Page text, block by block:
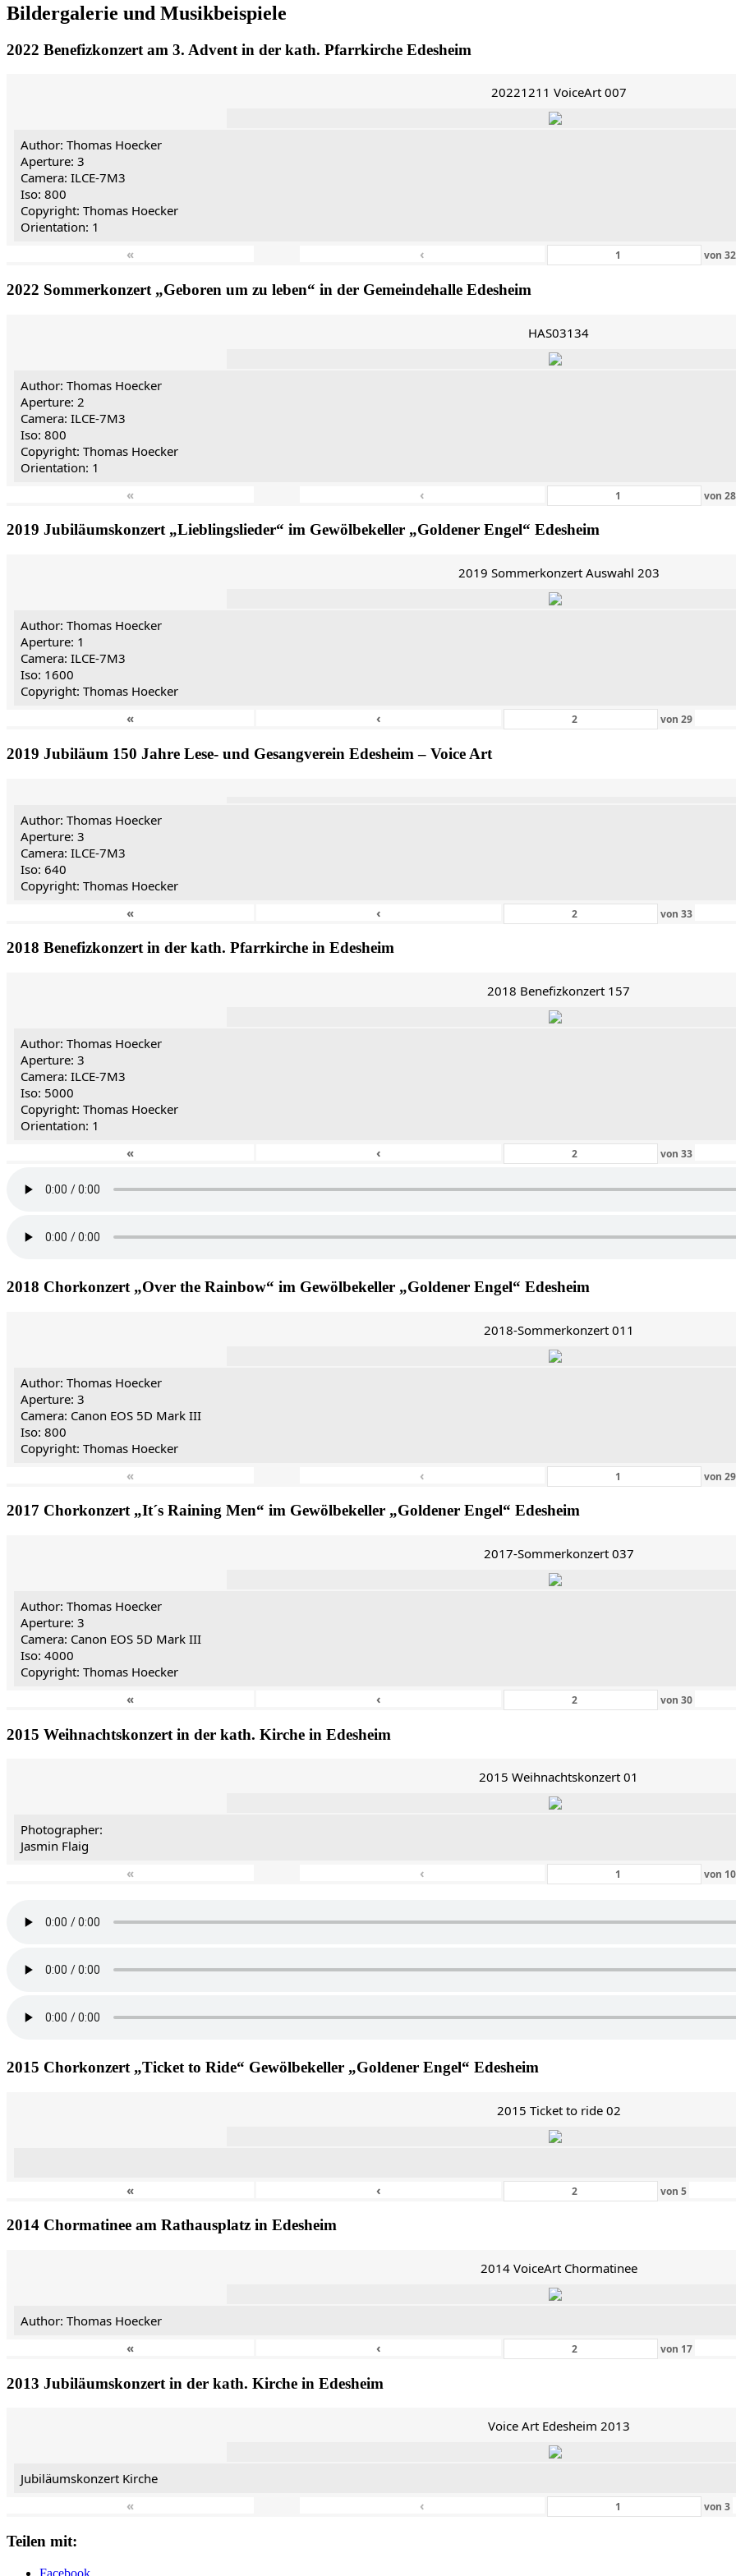
Bildergalerie und Musikbeispiele
2022 Benefizkonzert am 3. Advent in der kath. Pfarrkirche Edesheim
20221211 VoiceArt 007
Author: Thomas Hoecker
Aperture: 3
Camera: ILCE-7M3
Iso: 800
Copyright: Thomas Hoecker
Orientation: 1
«
‹ von
2022 Sommerkonzert „Geboren um zu leben“ in der Gemeindehalle Edesheim
HAS03134
Author: Thomas Hoecker
Aperture: 2
Camera: ILCE-7M3
Iso: 800
Copyright: Thomas Hoecker
Orientation: 1
«
‹ von
2019 Jubiläumskonzert „Lieblingslieder“ im Gewölbekeller „Goldener Engel“ Edesheim
2019 Sommerkonzert Auswahl 203
Author: Thomas Hoecker
Aperture: 1
Camera: ILCE-7M3
Iso: 1600
Copyright: Thomas Hoecker
«
‹ von29
2019 Jubiläum 150 Jahre Lese- und Gesangverein Edesheim – Voice Art
Author: Thomas Hoecker
Aperture: 3
Camera: ILCE-7M3
Iso: 640
Copyright: Thomas Hoecker
«
‹ von33
2018 Benefizkonzert in der kath. Pfarrkirche in Edesheim
2018 Benefizkonzert 157
Author: Thomas Hoecker
Aperture: 3
Camera: ILCE-7M3
Iso: 5000
Copyright: Thomas Hoecker
Orientation: 1
«
‹ von33
2018 Chorkonzert „Over the Rainbow“ im Gewölbekeller „Goldener Engel“ Edesheim
2018-Sommerkonzert 011
Author: Thomas Hoecker
Aperture: 3
Camera: Canon EOS 5D Mark III
Iso: 800
Copyright: Thomas Hoecker
«
‹ von
2017 Chorkonzert „It´s Raining Men“ im Gewölbekeller „Goldener Engel“ Edesheim
2017-Sommerkonzert 037
Author: Thomas Hoecker
Aperture: 3
Camera: Canon EOS 5D Mark III
Iso: 4000
Copyright: Thomas Hoecker
«
‹ von30
2015 Weihnachtskonzert in der kath. Kirche in Edesheim
2015 Weihnachtskonzert 01
Photographer:
Jasmin Flaig
«
‹ von
2015 Chorkonzert „Ticket to Ride“ Gewölbekeller „Goldener Engel“ Edesheim
2015 Ticket to ride 02
« ‹ von5
2014 Chormatinee am Rathausplatz in Edesheim
2014 VoiceArt Chormatinee
Author: Thomas Hoecker
«
‹ von 17
2013 Jubiläumskonzert in der kath. Kirche in Edesheim
Voice Art Edesheim 2013
Jubiläumskonzert Kirche
«
‹ von3
Teilen mit:
Facebook